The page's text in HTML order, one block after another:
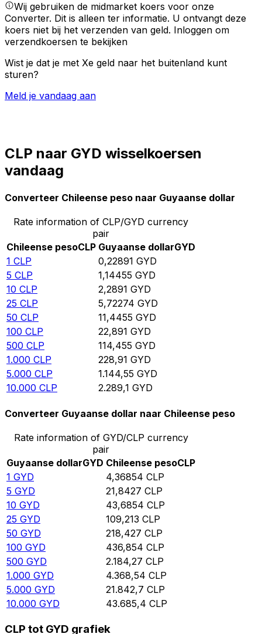
Wij gebruiken de midmarket koers voor onze
Converter. Dit is alleen ter informatie. U ontvangt deze
koers niet bij het verzenden van geld. Inloggen om
verzendkoersen te bekijken
Wist je dat je met Xe geld naar het buitenland kunt
sturen?
Meld je vandaag aan
CLP naar GYD wisselkoersen
vandaag
Converteer Chileense peso naar Guyaanse dollar
Rate information of CLP/GYD currency
pair
Chileense pesoCLP Guyaanse dollarGYD
1 CLP 0,22891 GYD
5 CLP 1,14455 GYD
10 CLP 2,2891 GYD
25 CLP 5,72274 GYD
50 CLP 11,4455 GYD
100 CLP 22,891 GYD
500 CLP 114,455 GYD
1.000 CLP 228,91 GYD
5.000 CLP 1.144,55 GYD
10.000 CLP 2.289,1 GYD
Converteer Guyaanse dollar naar Chileense peso
Rate information of GYD/CLP currency
pair
Guyaanse dollarGYD Chileense pesoCLP
1 GYD 4,36854 CLP
5 GYD 21,8427 CLP
10 GYD 43,6854 CLP
25 GYD 109,213 CLP
50 GYD 218,427 CLP
100 GYD 436,854 CLP
500 GYD 2.184,27 CLP
1.000 GYD 4.368,54 CLP
5.000 GYD 21.842,7 CLP
10.000 GYD 43.685,4 CLP
CLP tot GYD grafiek